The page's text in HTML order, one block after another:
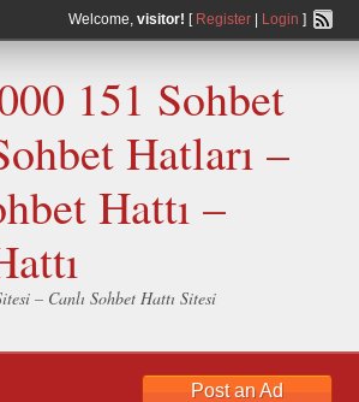
Welcome, visitor! [ Register| Login ]
151 Sohbet
Hatları –
Hattı –
– Canlı Sohbet Hattı Sitesi
Post an Ad